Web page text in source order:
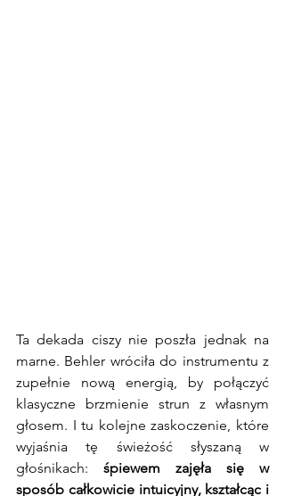
Ta dekada ciszy nie poszła jednak na
marne. Behler wróciła do instrumentu z
zupełnie nową energią, by połączyć
klasyczne brzmienie strun z własnym
głosem. I tu kolejne zaskoczenie, które
wyjaśnia tę świeżość słyszaną w
głośnikach: śpiewem zajęła się w
sposób całkowicie intuicyjny, kształcąc i